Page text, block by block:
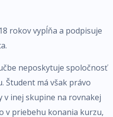
rokov vypĺňa a podpisuje
neposkytuje spoločnosť
Študent má však právo
v inej skupine na rovnakej
v priebehu konania kurzu,